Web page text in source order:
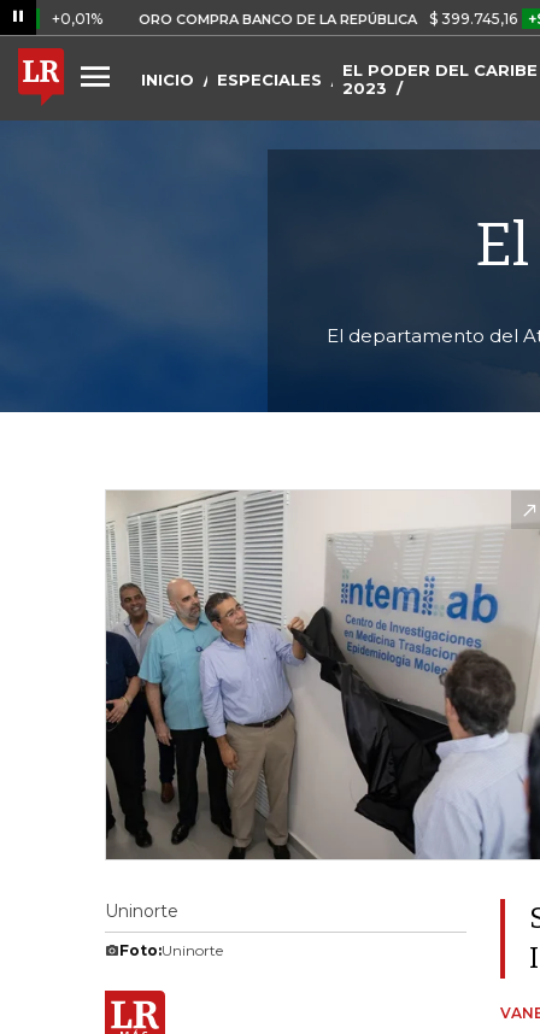
ORO COMPRA BANCO DE LA REPÚBLICA $ 399.745,16 +$ 2.295,71
INICIO ESPECIALES
EL PODER DEL CARIBE
2023
El departamento del
Uninorte
Foto:Uninorte